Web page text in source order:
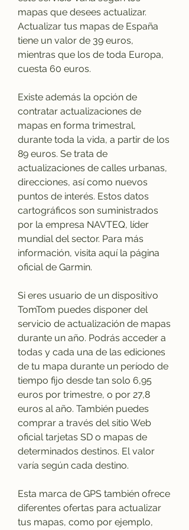
mapas que desees actualizar.
Actualizar tus mapas de España
tiene un valor de 39 euros,
mientras que los de toda Europa,
cuesta 60 euros.
Existe además la opción de
contratar actualizaciones de
mapas en forma trimestral,
durante toda la vida, a partir de los
89 euros. Se trata de
actualizaciones de calles urbanas,
direcciones, así como nuevos
puntos de interés. Estos datos
cartográficos son suministrados
por la empresa NAVTEQ, líder
mundial del sector. Para más
información, visita aquí la página
oficial de Garmin.
Si eres usuario de un dispositivo
TomTom puedes disponer del
servicio de actualización de mapas
durante un año. Podrás acceder a
todas y cada una de las ediciones
de tu mapa durante un período de
tiempo fijo desde tan solo 6,95
euros por trimestre, o por 27,8
euros al año. También puedes
comprar a través del sitio Web
oficial tarjetas SD o mapas de
determinados destinos. El valor
varía según cada destino.
Esta marca de GPS también ofrece
diferentes ofertas para actualizar
tus mapas, como por ejemplo,